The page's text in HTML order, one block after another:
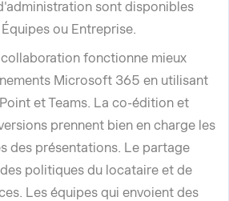
sont disponibles
ou Entreprise.
fonctionne mieux
Microsoft 365 en utilisant
et Teams. La co-édition et
prennent bien en charge les
des présentations. Le partage
politiques du locataire et de
Les équipes qui envoient des